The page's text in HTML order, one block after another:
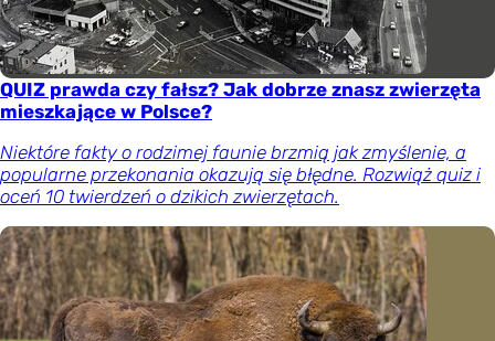
QUIZ prawda czy fałsz? Jak dobrze znasz zwierzęta
mieszkające w Polsce?
Niektóre fakty o rodzimej faunie brzmią jak zmyślenie, a
popularne przekonania okazują się błędne. Rozwiąż quiz i
oceń 10 twierdzeń o dzikich zwierzętach.